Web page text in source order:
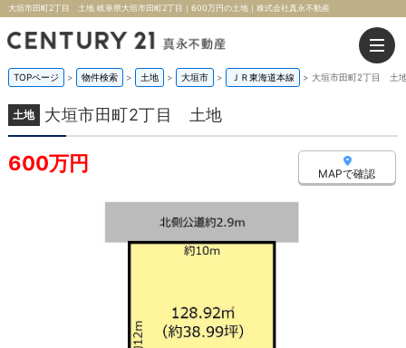
大垣市田町2丁目 土地 岐阜県大垣市田町2丁目｜600万円の土地｜株式会社真永不動産
TOPページ > 物件検索 > 土地 > 大垣市 > ＪＲ東海道本線 > 大垣市田町2丁目 土
土地 大垣市田町2丁目 土地
600万円 MAPで確認